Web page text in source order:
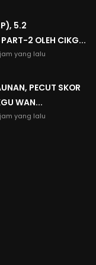
5.2
2 OLEH CIKG...
yang lalu
PECUT SKOR
WAN...
yang lalu